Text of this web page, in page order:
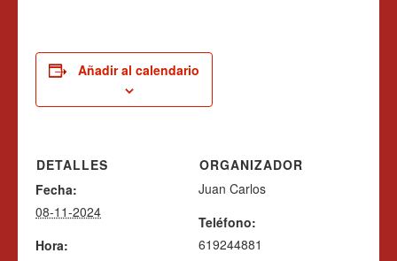
Añadir al calendario
DETALLES
Fecha:
08-11-2024
Hora:
ORGANIZADOR
Juan Carlos
Teléfono:
619244881